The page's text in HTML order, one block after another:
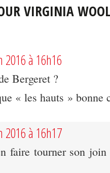
VIRGINIA
2016 à 16h16
Bergeret ?
« les hauts » bonne
2016 à 16h17
faire tourner son